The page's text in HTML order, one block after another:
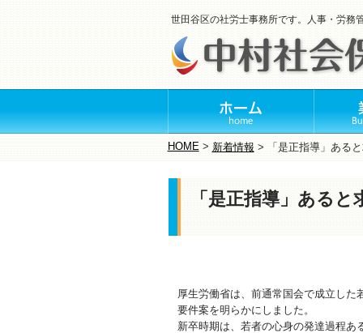
世田谷区の社労士事務所です。人事・労務
HOME> 新着情報 > 「是正指導」ある
「是正指導」ある
厚生労働省は、前通常国会で成立した
要件案を明らかにしました。
新卒時期は、若者の心身の発達過程あ